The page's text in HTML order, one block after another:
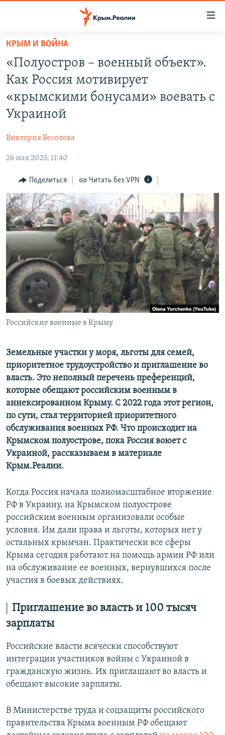
Вернуться
основному
содержанию
главной
Вернутся
СПЕЦПРОЕКТЫ
КАРТА ВОЕННЫХ ОБЪЕКТОВ КРЫМА
ИСТОРИЯ
ИНТЕРАКТИВ
ИНФОГРАФИКА
ТЕЛЕПРОЕКТ КРЫМ.РЕАЛИИ
СОВЕТЫ ПРАВОЗАЩИТНИКОВ
ПРОПАВШИЕ БЕЗ ВЕСТИ
ПОБЕДИТЕЛЕЙ НЕ СУДЯТ?
КРЫМ.НЕПОКОРЕННЫЙ
ELIFBE
УКРАИНСКАЯ ПРОБЛЕМА КРЫМА
РАДІО СВОБОДА
КАК ОБОЙТИ БЛОКИРОВКУ
Qırımtatar
ПРИСОЕДИНЯЙТЕСЬ!
Все сайты RFE/RL
КРЫМ И ВОЙНА
«Полуостров – военный объект».
Как Россия мотивирует
«крымскими бонусами» воевать с
Украиной
Виктория Веселова
26 мая 2025, 11:40
Поделиться Читать без VPN
Российские военные в Крыму
Земельные участки у моря, льготы для семей,
приоритетное трудоустройство и приглашение во
власть. Это неполный перечень преференций,
которые обещают российским военным в
аннексированном Крыму. С 2022 года этот регион,
по сути, стал территорией приоритетного
обслуживания военных РФ. Что происходит на
Крымском полуострове, пока Россия воюет с
Украиной, рассказываем в материале
Крым.Реалии.
Когда Россия начала полномасштабное вторжение
РФ в Украину, на Крымском полуострове
российским военным организовали особые
условия. Им дали права и льготы, которых нет у
остальных крымчан. Практически все сферы
Крыма сегодня работают на помощь армии РФ или
на обслуживание ее военных, вернувшихся после
участия в боевых действиях.
Приглашение во власть и 100 тысяч
зарплаты
Российские власти всячески способствуют
интеграции участников войны с Украиной в
гражданскую жизнь. Их приглашают во власть и
обещают высокие зарплаты.
В Министерстве труда и соцзащиты российского
правительства Крыма военным РФ обещают